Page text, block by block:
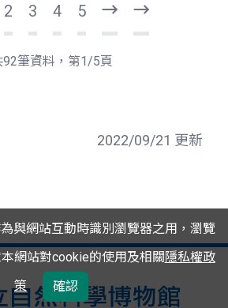
2 3 4 5
一
頁
後
92筆資料，第1/5頁
2022/09/21 更新
與網站互動時識別瀏覽器之用，瀏覽
網站對cookie的使用及相關隱私權政
策
確認